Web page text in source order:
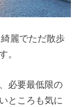
麗でただ散歩
。
必要最低限の
ところも気に